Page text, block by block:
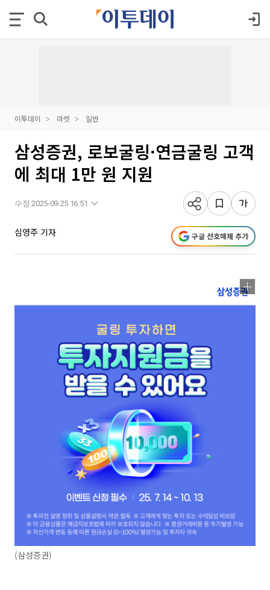
이투데이 마켓 일반
삼성증권, 로보굴링·연금굴링 고객
에 최대 1만 원 지원
수정 2025-09-25 16:51
심영주 기자 구글 선호매체 추가
(삼성증권)